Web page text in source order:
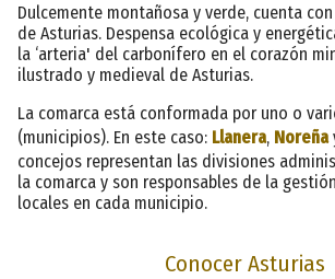
Dulcemente montañosa y verde, cuenta
de Asturias. Despensa ecológica y
la ‘arteria' del carbonífero en el corazón
ilustrado y medieval de Asturias.
La comarca está conformada por uno o
(municipios). En este caso: Llanera, Noreña
concejos representan las divisiones
la comarca y son responsables de la
locales en cada municipio.
Conocer Asturias